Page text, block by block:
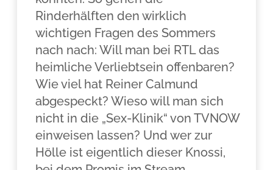
Rinderhälften den wirklich
wichtigen Fragen des Sommers
nach nach: Will man bei RTL das
heimliche Verliebtsein offenbaren?
Wie viel hat Reiner Calmund
abgespeckt? Wieso will man sich
nicht in die „Sex-Klinik“ von TVNOW
einweisen lassen? Und wer zur
Hölle ist eigentlich dieser Knossi,